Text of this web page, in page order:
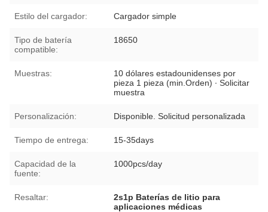
Estilo del cargador: Cargador simple
Tipo de batería
compatible:
18650
Muestras:
10 dólares estadounidenses por
pieza 1 pieza (min.Orden) ∙ Solicitar
muestra
Personalización: Disponible. Solicitud personalizada
Tiempo de entrega: 15-35days
Capacidad de la
fuente:
1000pcs/day
Resaltar:
2s1p Baterías de litio para
aplicaciones médicas